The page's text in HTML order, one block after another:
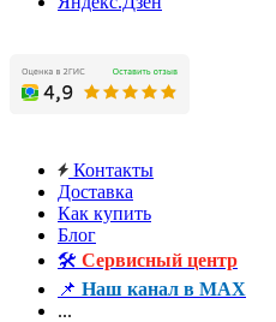
Контакты
Доставка
Как купить
Блог
🛠️ Сервисный центр
📌 Наш канал в MAX
...